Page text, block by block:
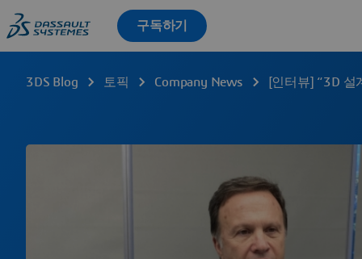
3DS Blog 토픽 Company News [인터뷰] “3D